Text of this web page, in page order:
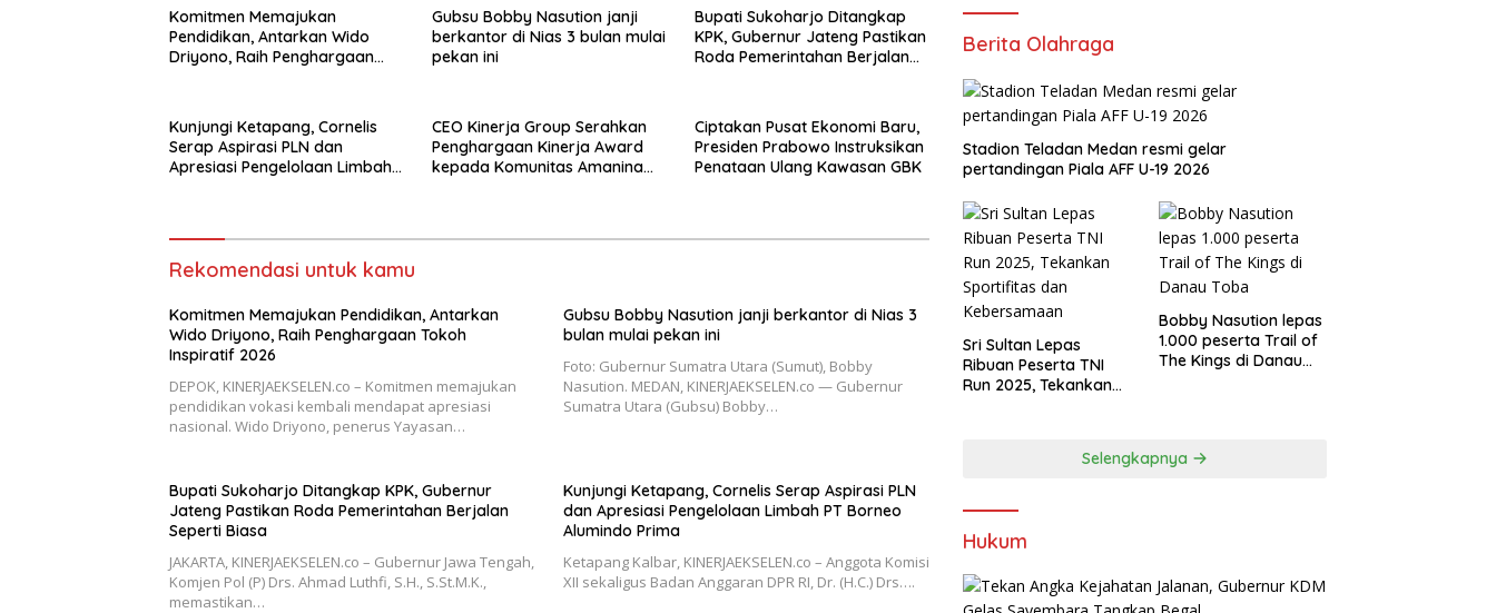
Komitmen Memajukan
Pendidikan, Antarkan Wido
Driyono, Raih Penghargaan
Gubsu Bobby Nasution janji
berkantor di Nias 3 bulan mulai
pekan ini
Bupati Sukoharjo Ditangkap
KPK, Gubernur Jateng Pastikan
Roda Pemerintahan Berjalan
Kunjungi Ketapang, Cornelis
Serap Aspirasi PLN dan
Apresiasi Pengelolaan Limbah
CEO Kinerja Group Serahkan
Penghargaan Kinerja Award
kepada Komunitas Amanina
Ciptakan Pusat Ekonomi Baru,
Presiden Prabowo Instruksikan
Penataan Ulang Kawasan GBK
Rekomendasi untuk kamu
Komitmen Memajukan Pendidikan, Antarkan
Wido Driyono, Raih Penghargaan Tokoh
Inspiratif 2026
DEPOK, KINERJAEKSELEN.co – Komitmen memajukan
pendidikan vokasi kembali mendapat apresiasi
nasional. Wido Driyono, penerus Yayasan…
Gubsu Bobby Nasution janji berkantor di Nias 3
bulan mulai pekan ini
Foto: Gubernur Sumatra Utara (Sumut), Bobby
Nasution. MEDAN, KINERJAEKSELEN.co — Gubernur
Sumatra Utara (Gubsu) Bobby…
Bupati Sukoharjo Ditangkap KPK, Gubernur
Jateng Pastikan Roda Pemerintahan Berjalan
Seperti Biasa
JAKARTA, KINERJAEKSELEN.co – Gubernur Jawa Tengah,
Komjen Pol (P) Drs. Ahmad Luthfi, S.H., S.St.M.K.,
memastikan…
Kunjungi Ketapang, Cornelis Serap Aspirasi PLN
dan Apresiasi Pengelolaan Limbah PT Borneo
Alumindo Prima
Ketapang Kalbar, KINERJAEKSELEN.co – Anggota Komisi
XII sekaligus Badan Anggaran DPR RI, Dr. (H.C.) Drs….
Berita Olahraga
Stadion Teladan Medan resmi gelar
pertandingan Piala AFF U-19 2026
Sri Sultan Lepas
Ribuan Peserta TNI
Run 2025, Tekankan
Bobby Nasution lepas
1.000 peserta Trail of
The Kings di Danau
Selengkapnya
Hukum